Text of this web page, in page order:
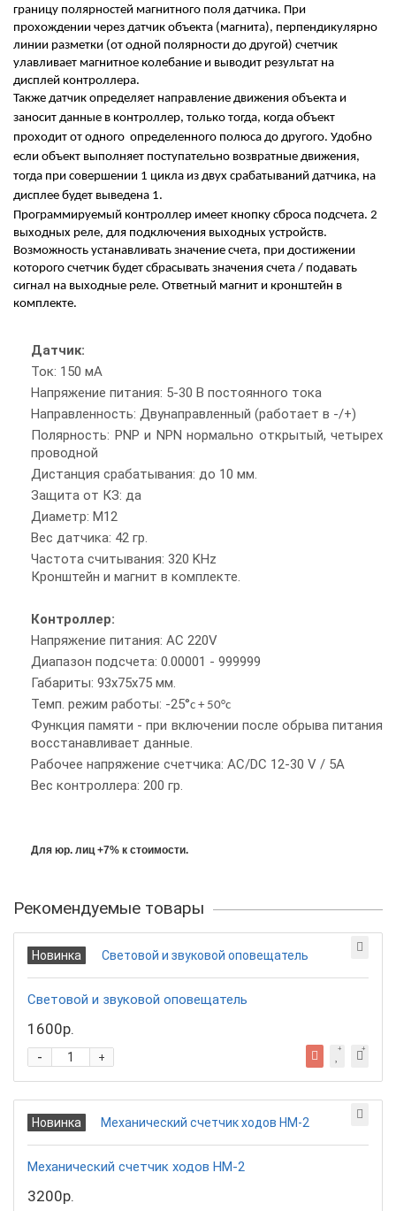
границу полярностей магнитного поля датчика. При
прохождении через датчик объекта (магнита), перпендикулярно
линии разметки (от одной полярности до другой) счетчик
улавливает магнитное колебание и выводит результат на
дисплей контроллера.
Также датчик определяет направление движения объекта и
заносит данные в контроллер, только тогда, когда объект
проходит от одного определенного полюса до другого. Удобно
если объект выполняет поступательно возвратные движения,
тогда при совершении 1 цикла из двух срабатываний датчика, на
дисплее будет выведена 1.
Программируемый контроллер имеет кнопку сброса подсчета. 2
выходных реле, для подключения выходных устройств.
Возможность устанавливать значение счета, при достижении
которого счетчик будет сбрасывать значения счета / подавать
сигнал на выходные реле. Ответный магнит и кронштейн в
комплекте.
Датчик:
Ток: 150 мА
Напряжение питания: 5-30 В постоянного тока
Направленность: Двунаправленный (работает в -/+)
Полярность: PNP и NPN нормально открытый, четырех
проводной
Дистанция срабатывания: до 10 мм.
Защита от КЗ: да
Диаметр: М12
Вес датчика: 42 гр.
Частота считывания: 320 KHz
Кронштейн и магнит в комплекте.
Контроллер:
Напряжение питания: AC 220V
Диапазон подсчета: 0.00001 - 999999
Габариты: 93x75x75 мм.
Темп. режим работы: -25°c + 50°c
Функция памяти - при включении после обрыва питания
восстанавливает данные.
Рабочее напряжение счетчика: AC/DC 12-30 V / 5A
Вес контроллера: 200 гр.
Для юр. лиц +7% к стоимости.
Рекомендуемые товары
Новинка
Световой и звуковой оповещатель
1600р.
+
-
Новинка
Механический счетчик ходов HM-2
3200р.